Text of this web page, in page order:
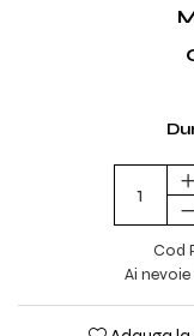
Cod
Ai